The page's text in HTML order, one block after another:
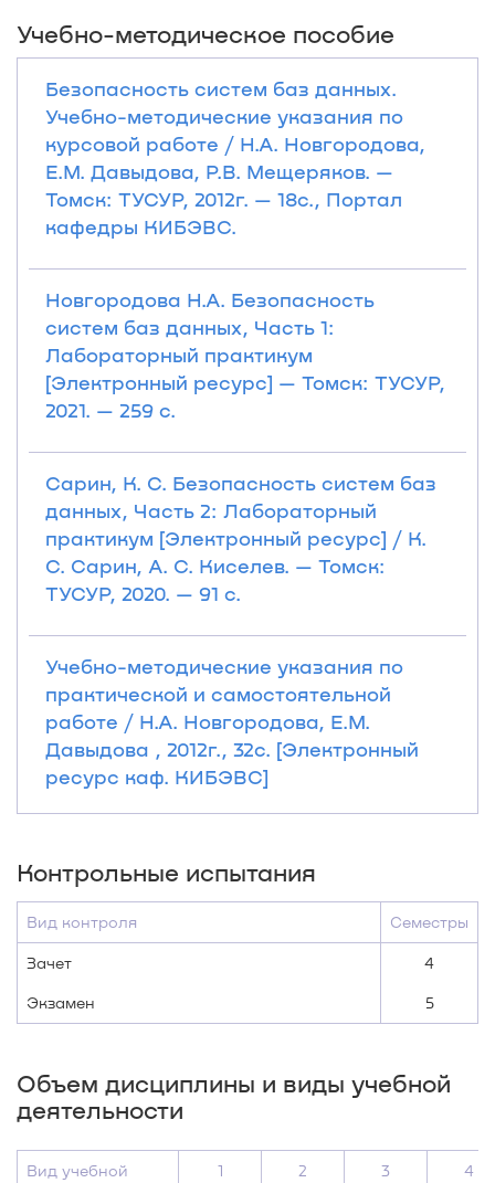
Учебно-методическое пособие
Безопасность систем баз данных.
Учебно-методические указания по
курсовой работе / Н.А. Новгородова,
Е.М. Давыдова, Р.В. Мещеряков. —
Томск: ТУСУР, 2012г. — 18с., Портал
кафедры КИБЭВС.
Новгородова Н.А. Безопасность
систем баз данных, Часть 1:
Лабораторный практикум
[Электронный ресурс] — Томск: ТУСУР,
2021. — 259 с.
Сарин, К. С. Безопасность систем баз
данных, Часть 2: Лабораторный
практикум [Электронный ресурс] / К.
С. Сарин, А. С. Киселев. — Томск:
ТУСУР, 2020. — 91 с.
Учебно-методические указания по
практической и самостоятельной
работе / Н.А. Новгородова, Е.М.
Давыдова , 2012г., 32с. [Электронный
ресурс каф. КИБЭВС]
Контрольные испытания
Вид контроля Семестры
Зачет 4
Экзамен 5
Объем дисциплины и виды учебной
деятельности
Вид учебной
1
2
3
4